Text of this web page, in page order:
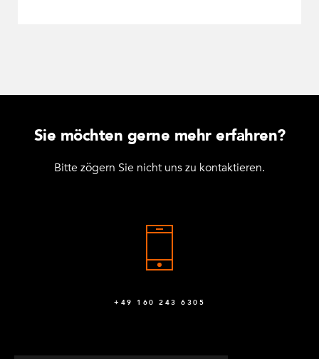
Sie möchten gerne mehr erfahren?
Bitte zögern Sie nicht uns zu kontaktieren.
+49 160 243 6305